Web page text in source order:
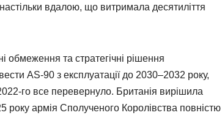
вдалою, що витримала десятиліття
обмеження та стратегічні рішення
AS-90 з експлуатації до 2030–2032 року,
го все перевернуло. Британія вирішила
року армія Сполученого Королівства повністю